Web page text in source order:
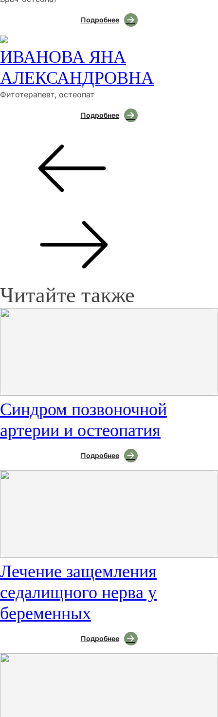
Подробнее
ИВАНОВА ЯНА
АЛЕКСАНДРОВНА
Фитотерапевт, остеопат
Подробнее
Читайте также
Синдром позвоночной
артерии и остеопатия
Подробнее
Лечение защемления
седалищного нерва у
беременных
Подробнее